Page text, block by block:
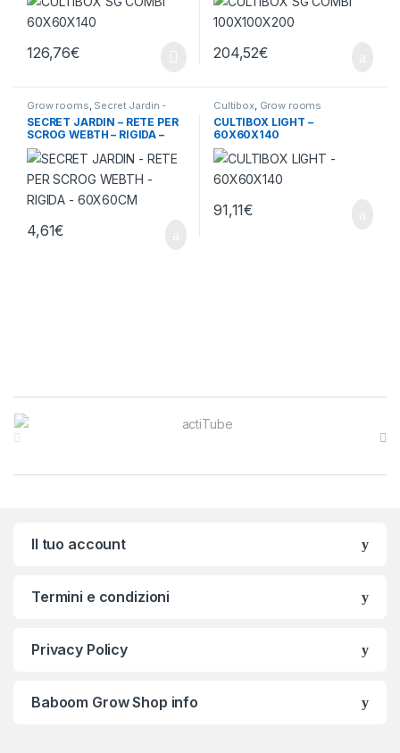
126,76€ 204,52€
Grow rooms, Secret Jardin -
Accessori
SECRET JARDIN – RETE PER
SCROG WEBTH – RIGIDA –
60X60CM
4,61€
Cultibox, Grow rooms
CULTIBOX LIGHT –
60X60X140
91,11€
Brands Carousel
Il tuo account
Termini e condizioni
Privacy Policy
Baboom Grow Shop info